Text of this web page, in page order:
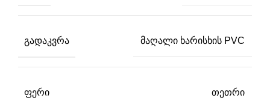
ᲒᲐᲓᲐᲙᲕᲠᲐ მაღალი ხარისხის PVC
ᲤᲔᲠᲘ თეთრი